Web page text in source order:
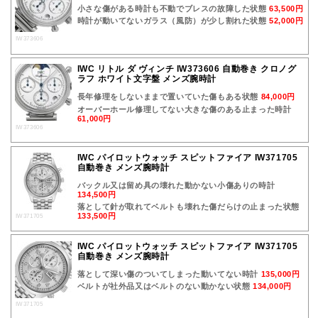
IW373606
小さな傷がある時計も不動でブレスの故障した状態63,500円
時計が動いてないガラス（風防）が少し割れた状態52,000円
IW373606
IWC リトル ダ ヴィンチ IW373606 自動巻き クロノグ
ラフ ホワイト文字盤 メンズ腕時計
長年修理をしないままで置いていた傷もある状態 84,000円
オーバーホール修理してない大きな傷のある止まった時計
61,000円
IW371705
IWC パイロットウォッチ スピットファイア IW371705
自動巻き メンズ腕時計
バックル又は留め具の壊れた動かない小傷ありの時計
134,500円
落として針が取れてベルトも壊れた傷だらけの止まった状態
133,500円
IW371705
IWC パイロットウォッチ スピットファイア IW371705
自動巻き メンズ腕時計
落として深い傷のついてしまった動いてない時計 135,000円
ベルトが社外品又はベルトのない動かない状態134,000円